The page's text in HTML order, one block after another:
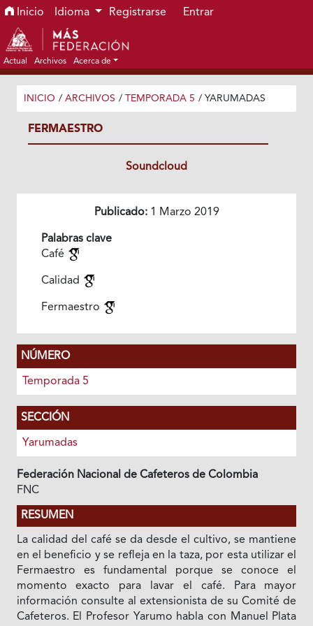
Ir al menú de navegación principal
Ir al contenido principal
Ir al pie de página del sitio
Inicio Idioma Registrarse Entrar
Actual Archivos Acerca de
INICIO / ARCHIVOS / TEMPORADA 5 / YARUMADAS
FERMAESTRO
Soundcloud
Publicado:1 Marzo 2019
Palabras clave
Café
Calidad
Fermaestro
NÚMERO
Temporada 5
SECCIÓN
Yarumadas
Federación Nacional de Cafeteros de Colombia
FNC
RESUMEN
La calidad del café se da desde el cultivo, se mantiene
en el beneficio y se refleja en la taza, por esta utilizar el
Fermaestro es fundamental porque se conoce el
momento exacto para lavar el café. Para mayor
información consulte al extensionista de su Comité de
Cafeteros. El Profesor Yarumo habla con Manuel Plata